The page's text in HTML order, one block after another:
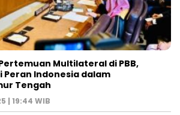
Multilateral di PBB,
Peran Indonesia dalam
Tengah
| 19:44 WIB